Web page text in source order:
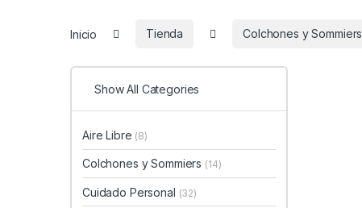
Inicio Tienda Colchones y Sommiers
Show All Categories
Aire Libre (8)
Colchones y Sommiers (14)
Cuidado Personal (32)